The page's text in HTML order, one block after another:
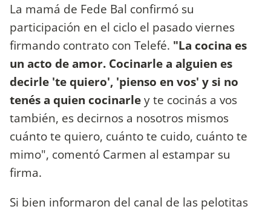
La mamá de Fede Bal confirmó su
participación en el ciclo el pasado viernes
firmando contrato con Telefé. "La cocina es
un acto de amor. Cocinarle a alguien es
decirle 'te quiero', 'pienso en vos' y si no
tenés a quien cocinarley te cocinás a vos
también, es decirnos a nosotros mismos
cuánto te quiero, cuánto te cuido, cuánto te
mimo", comentó Carmen al estampar su
firma.
Si bien informaron del canal de las pelotitas